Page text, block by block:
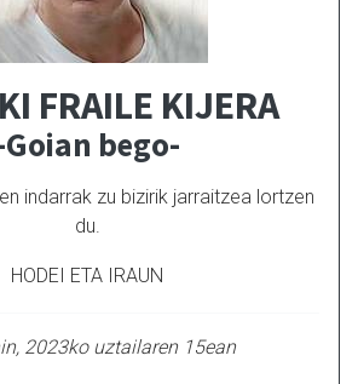
FRAILE KIJERA
bego-
indarrak zu bizirik jarraitzea lortzen
du.
HODEI ETA IRAUN
2023ko uztailaren 15ean